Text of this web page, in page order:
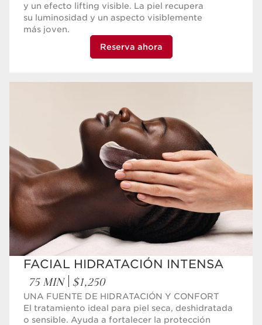
y un efecto lifting visible. La piel recupera
su luminosidad y un aspecto visiblemente
más joven.
Reserva ahora
FACIAL HIDRATACIÓN INTENSA
75 MIN $1,250
UNA FUENTE DE HIDRATACIÓN Y CONFORT
El tratamiento ideal para piel seca, deshidratada
o sensible. Ayuda a fortalecer la protección